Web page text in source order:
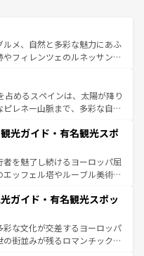
メ、自然と多彩な魅力にあふ
やフィレンツェのルネッサンス
園風景やアマルフィ海岸の絶
い。観光の合間には、本場の
タリア料理を堪能することも
れられない旅をしてみよう！
占めるスペインは、太陽が降り
レネー山脈まで、多彩な自然
熱的なフラメンコ、熱気あふ
パスが生活の一部となってい
れた雰囲気や、バルセロナの
方では古代ローマ遺跡や中世
候が異なるスペインはその個
い。
光ガイド・有名観光スポ
を魅了し続けるヨーロッパ屈
ッフェル塔やルーブル美術館
る。華麗な宮殿、歴史的な大
豊かな自然が、訪れる者を心
スは美食の国としても知ら
無形文化遺産にも登録されて
ガイド・有名観光スポッ
彩な文化が交差するヨーロッパ
街並みが残るロマンチック街